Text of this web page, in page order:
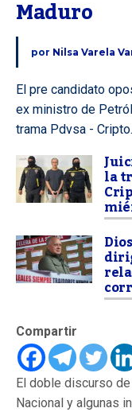
Maduro
por Nilsa Varela
El pre candidato
ex ministro de
trama Pdvsa - Cripto.
la
Compartir
El doble discurso
Nacional y algunas